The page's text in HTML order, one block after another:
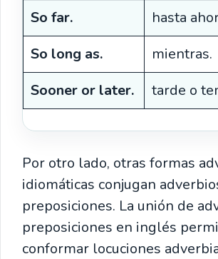
So far.
hasta
So long as.
mientras.
Sooner or later.
tarde o
Por otro lado, otras formas
idiomáticas conjugan
preposiciones. La unión de
preposiciones en inglés
conformar locuciones